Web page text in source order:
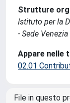
Strutture
Istituto per la
- Sede Venezia
Appare nelle
02.01
File in questo